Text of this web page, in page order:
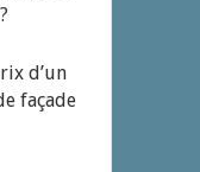
d’un
façade